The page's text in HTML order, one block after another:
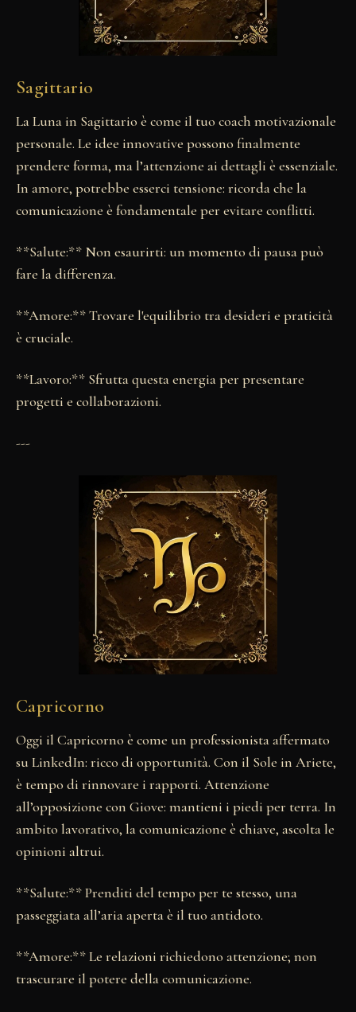
Sagittario
La Luna in Sagittario è come il tuo coach motivazionale
personale. Le idee innovative possono finalmente
prendere forma, ma l’attenzione ai dettagli è essenziale.
In amore, potrebbe esserci tensione: ricorda che la
comunicazione è fondamentale per evitare conflitti.
**Salute:** Non esaurirti: un momento di pausa può
fare la differenza.
**Amore:** Trovare l'equilibrio tra desideri e praticità
è cruciale.
**Lavoro:** Sfrutta questa energia per presentare
progetti e collaborazioni.
---
Capricorno
Oggi il Capricorno è come un professionista affermato
su LinkedIn: ricco di opportunità. Con il Sole in Ariete,
è tempo di rinnovare i rapporti. Attenzione
all’opposizione con Giove: mantieni i piedi per terra. In
ambito lavorativo, la comunicazione è chiave, ascolta le
opinioni altrui.
**Salute:** Prenditi del tempo per te stesso, una
passeggiata all’aria aperta è il tuo antidoto.
**Amore:** Le relazioni richiedono attenzione; non
trascurare il potere della comunicazione.